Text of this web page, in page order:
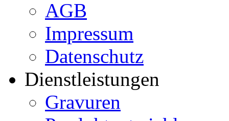
AGB
Impressum
Datenschutz
Dienstleistungen
Gravuren